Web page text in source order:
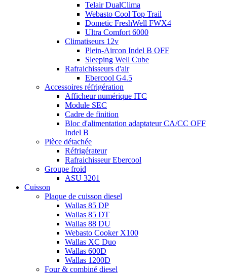
Telair DualClima
Webasto Cool Top Trail
Dometic FreshWell FWX4
Ultra Comfort 6000
Climatiseurs 12v
Plein-Aircon Indel B OFF
Sleeping Well Cube
Rafraichisseurs d'air
Ebercool G4.5
Accessoires réfrigération
Afficheur numérique ITC
Module SEC
Cadre de finition
Bloc d'alimentation adaptateur CA/CC OFF
Indel B
Pièce détachée
Réfrigérateur
Rafraichisseur Ebercool
Groupe froid
ASU 3201
Cuisson
Plaque de cuisson diesel
Wallas 85 DP
Wallas 85 DT
Wallas 88 DU
Webasto Cooker X100
Wallas XC Duo
Wallas 600D
Wallas 1200D
Four & combiné diesel